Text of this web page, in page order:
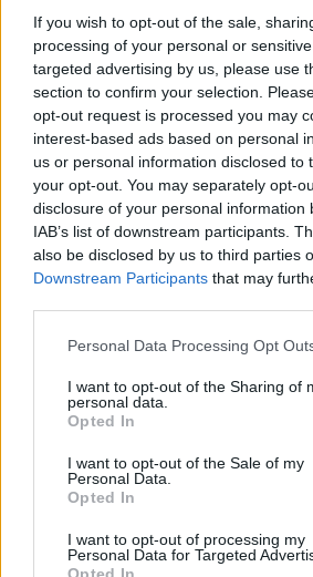
If you wish to opt-out of the sale,
processing of your personal or
targeted advertising by us, please use
section to confirm your selection.
opt-out request is processed you may
interest-based ads based on personal
us or personal information disclosed to
your opt-out. You may separately opt-
disclosure of your personal information
IAB’s list of downstream participants.
also be disclosed by us to third parties
Downstream Participants that may
Personal Data Processing Opt
I want to opt-out of the Sharing of
personal data.
Opted In
I want to opt-out of the Sale of my
Personal Data.
Opted In
I want to opt-out of processing my
Personal Data for Targeted
dhe
Esim for Global
Esim for USA Esim for Italy
for Turkey|Esim for Germany|